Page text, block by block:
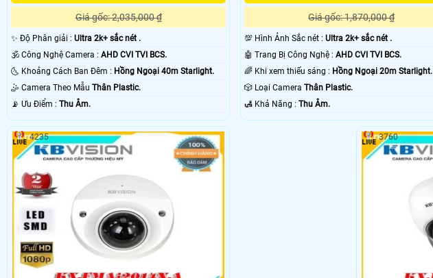
Giá gốc: 2,035,000 ₫
✨ Độ Phân giải : Ultra 2k+ sắc nét .
🕉️ Công Nghệ Camera : AHD CVI TVI BCS.
🌜 Khoảng Cách Ban Đêm : Hồng Ngoại 40m Starlight.
🤹 Camera Theo Mẫu Thân Plastic.
️📡 Ưu Điểm : Thu Âm.
Giá gốc: 1,870,000 ₫
💯 Hình Ảnh Sắc nét : Ultra 2k+ sắc nét .
🤖️ Trang Bị Công Nghệ : AHD CVI TVI BCS.
🌈 Khi xem thiếu sáng : Hồng Ngoại 20m Starlight.
🎲 Loại Camera Thân Plastic.
️🛃 Khả Năng : Thu Âm.
4235 3760